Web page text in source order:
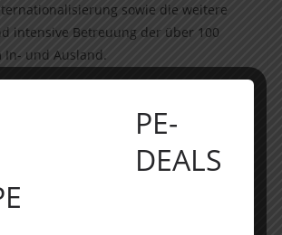
sowie die weitere
intensive Betreuung der über 100
In- und Ausland.
Zusammenhang mit der Beteiligung
zur neuen ROOF GmbH umfassend
mit folgendem Münchener
PE-
DEALS